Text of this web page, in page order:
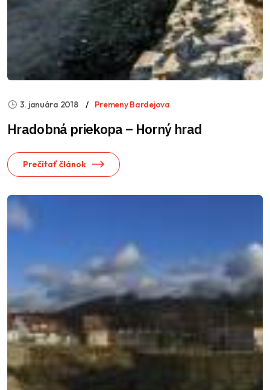
3. januára 2018 Premeny Bardejova
Hradobná priekopa – Horný hrad
Prečítať článok